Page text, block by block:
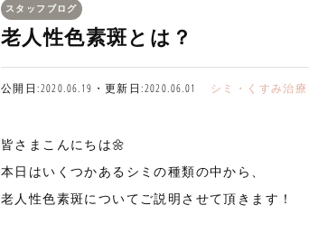
スタッフブログ
老人性色素斑とは？
公開日:2020.06.19・更新日:2020.06.01 シミ・くすみ治療
皆さまこんにちは🌼
本日はいくつかあるシミの種類の中から、
老人性色素斑についてご説明させて頂きます！